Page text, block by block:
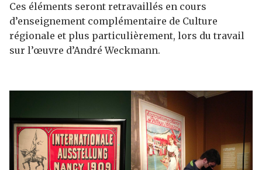
Ces éléments seront retravaillés en cours
d’enseignement complémentaire de Culture
régionale et plus particulièrement, lors du travail
sur l’œuvre d’André Weckmann.